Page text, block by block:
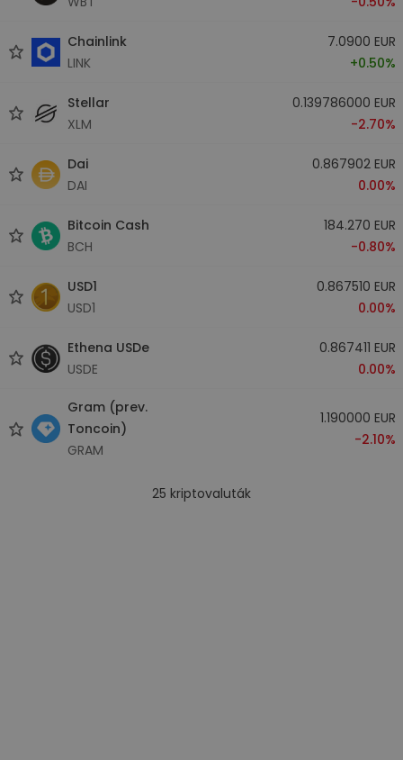
Chainlink
LINK
7.0900 EUR
+0.50%
Stellar
XLM
0.139786000 EUR
-2.70%
Dai
DAI
0.867902 EUR
0.00%
Bitcoin Cash
BCH
184.270 EUR
-0.80%
USD1
USD1
0.867510 EUR
0.00%
Ethena USDe
USDE
0.867411 EUR
0.00%
Gram (prev.
Toncoin)
GRAM
1.190000 EUR
-2.10%
25 kriptovaluták